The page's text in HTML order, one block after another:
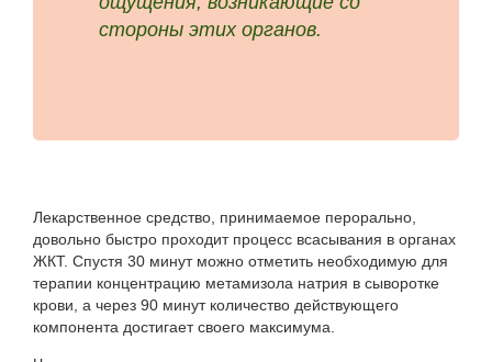
стороны этих органов.
Лекарственное средство, принимаемое перорально,
довольно быстро проходит процесс всасывания в органах
ЖКТ. Спустя 30 минут можно отметить необходимую для
терапии концентрацию метамизола натрия в сыворотке
крови, а через 90 минут количество действующего
компонента достигает своего максимума.